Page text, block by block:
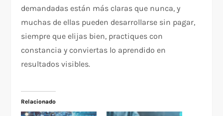
demandadas están más claras que nunca, y
muchas de ellas pueden desarrollarse sin pagar,
siempre que elijas bien, practiques con
constancia y conviertas lo aprendido en
resultados visibles.
Relacionado